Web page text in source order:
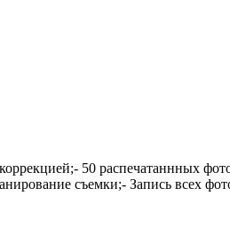
50 распечатаннных
съемки;- Запись всех